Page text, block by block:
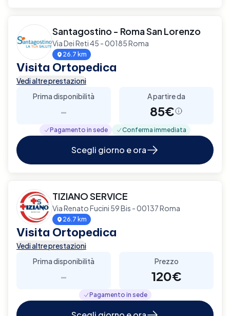
Santagostino - Roma San Lorenzo
Via Dei Reti 45 - 00185 Roma
26.7 km
Visita Ortopedica
Vedi altre prestazioni
Prima disponibilità
-
A partire da
85€
Pagamento in sede Conferma immediata
Scegli giorno e ora
TIZIANO SERVICE
Via Renato Fucini 59 Bis - 00137 Roma
26.7 km
Visita Ortopedica
Vedi altre prestazioni
Prima disponibilità
-
Prezzo
120€
Pagamento in sede